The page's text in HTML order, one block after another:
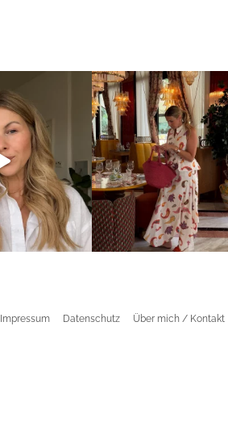
Impressum Datenschutz Über mich / Kontakt